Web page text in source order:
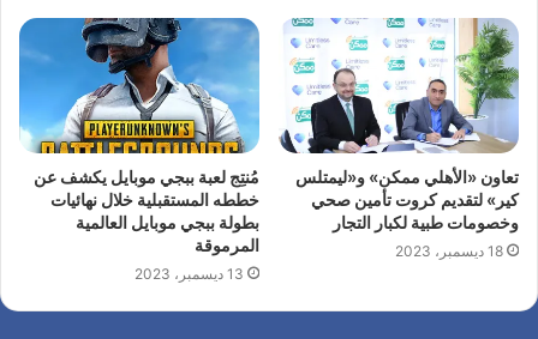
تعاون «الأهلي ممكن» و«ليمتلس
كير» لتقديم كروت تأمين صحي
وخصومات طبية لكبار التجار
18 ديسمبر، 2023
مُنتِج لعبة ببجي موبايل يكشف عن
خططه المستقبلية خلال نهائيات
بطولة ببجي موبايل العالمية
المرموقة
13 ديسمبر، 2023